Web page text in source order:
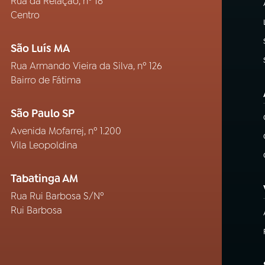
Centro
São Luís MA
Rua Armando Vieira da Silva, nº 126
Bairro de Fátima
São Paulo SP
Avenida Mofarrej, nº 1.200
Vila Leopoldina
Tabatinga AM
Rua Rui Barbosa S/Nº
Rui Barbosa